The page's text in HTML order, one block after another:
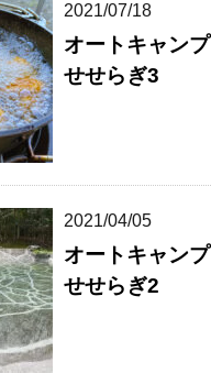
2021/07/18
オートキャンプ
せせらぎ3
2021/04/05
オートキャンプ
せせらぎ2